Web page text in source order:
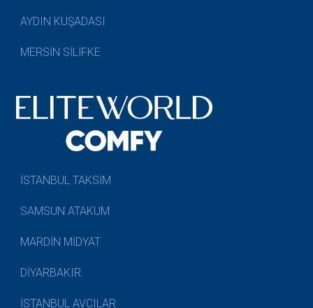
AYDIN KUŞADASI
MERSİN SİLİFKE
İSTANBUL TAKSİM
SAMSUN ATAKUM
MARDİN MİDYAT
DİYARBAKIR
İSTANBUL AVCILAR